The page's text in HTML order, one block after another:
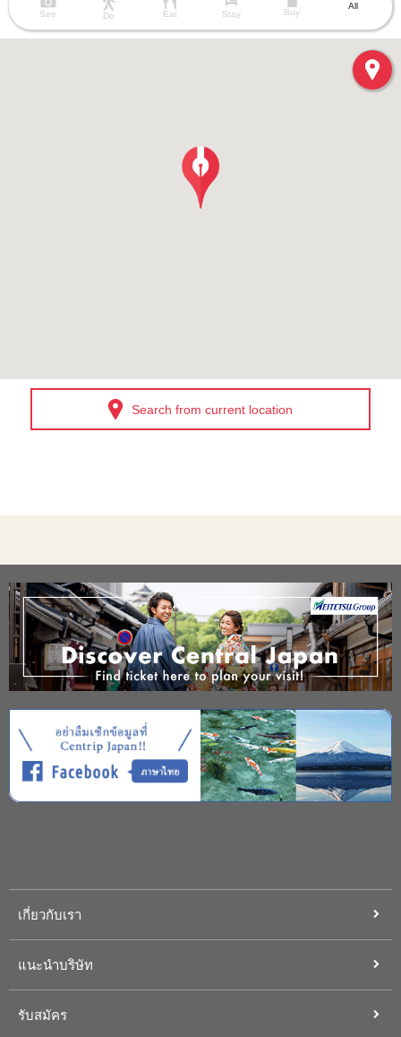
See Do Eat Stay Buy
All
Search from current location
เกี่ยวกับเรา
แนะนำบริษัท
รับสมัคร